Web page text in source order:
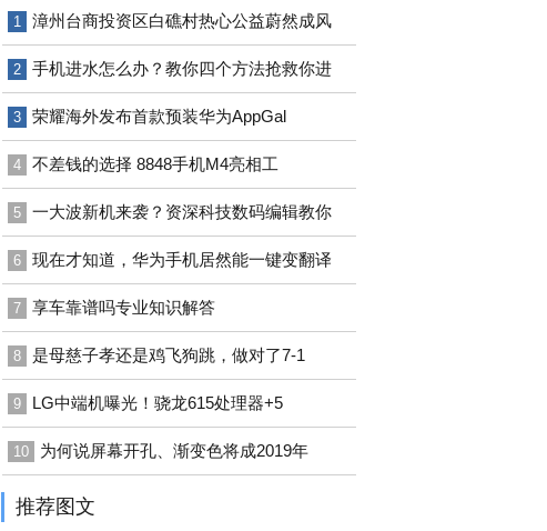
1 漳州台商投资区白礁村热心公益蔚然成风
2 手机进水怎么办？教你四个方法抢救你进
3 荣耀海外发布首款预装华为AppGal
4 不差钱的选择 8848手机M4亮相工
5 一大波新机来袭？资深科技数码编辑教你
6 现在才知道，华为手机居然能一键变翻译
7 享车靠谱吗专业知识解答
8 是母慈子孝还是鸡飞狗跳，做对了7-1
9 LG中端机曝光！骁龙615处理器+5
10 为何说屏幕开孔、渐变色将成2019年
推荐图文